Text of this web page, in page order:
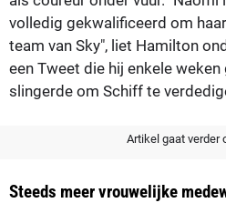
volledig gekwalificeerd om
team van Sky", liet Hamilton
een Tweet die hij enkele
slingerde om Schiff te
Artikel gaat verder
Steeds meer vrouwelijke